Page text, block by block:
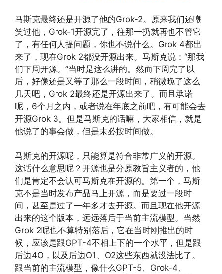
马斯克最终还是开源了他的Grok-2。原来我们还嘲
笑过他，Grok-1开源完了，往那一扔就再也不管它
了，有任何人提问题，你也不说什么。Grok 4都出
来了，现在Grok 2都没开源出来。马斯克说：“那我
们下周开源。”当时是这么讲的。然而下周完了以
后，好像还是又等了那么一段时间，稍微晚了这么
几天吧，Grok 2最终还是开源出来了。而且承诺
呢，6个月之内，或者说在年底之前吧，有可能会去
开源Grok 3。但是马斯克的话嘛，大家相信，就是
他说了的事会做，但是未必按时间做。
马斯克的开源呢，只能算是符合非常广义的开源。
这话什么意思呢？开源也是分原教旨主义者的，他
们是肯定不会认可马斯克在开源的。第一个，马斯
克不是当时发布产品马上开源，而是要过一段时
间，甚至是过了一年多才去开源。而且现在他开源
出来的这个版本，远远落后于当前主流模型。当然
Grok 2呢也不算特别落后，它在当时刚推出的时
候，应该是跟GPT-4不相上下的一个水平，但是跟
后边4O，以及后边O1、O2这些东西就没法比了。
跟当前的主流模型，像什么GPT-5、Grok-4、